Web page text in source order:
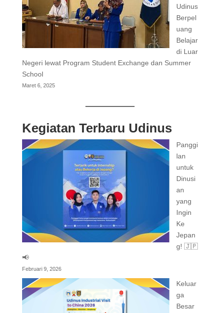
Udinus
Berpel
uang
Belajar
di Luar
Negeri lewat Program Student Exchange dan Summer
School
Maret 6, 2025
Kegiatan Terbaru Udinus
Panggi
lan
untuk
Dinusi
an
yang
Ingin
Ke
Jepan
g! 🇯🇵
📢
Februari 9, 2026
Keluar
ga
Besar